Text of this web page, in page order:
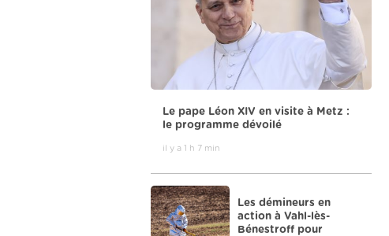
Le pape Léon XIV en visite à Metz :
le programme dévoilé
il y a 1 h 7 min
Les démineurs en
action à Vahl-lès-
Bénestroff pour